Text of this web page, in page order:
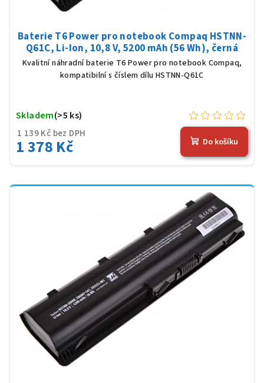
Baterie T6 Power pro notebook Compaq HSTNN-
Q61C, Li-Ion, 10,8 V, 5200 mAh (56 Wh), černá
Kvalitní náhradní baterie T6 Power pro notebook Compaq,
kompatibilní s číslem dílu HSTNN-Q61C
1 139 Kč bez DPH
1 378 Kč
Skladem(>5 ks)
Do košíku